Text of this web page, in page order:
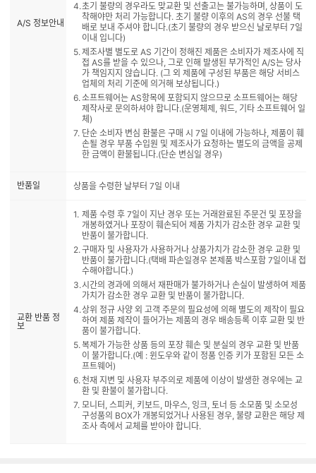
A/S 정보안내
초기 불량의 경우라도 맞교환 및 선출고는 불가능하며, 상품이 도
착해야만 처리 가능합니다. 초기 불량 이후의 AS의 경우 선불 택
배로 보내 주셔야 합니다.(초기 불량의 경우 받으신 날로부터 7일
이내 입니다)
제조사별 별도로 AS 기간이 정해진 제품은 소비자가 제조사에 직
접 AS를 받을 수 있으나, 그로 인해 발생된 부가적인 A/S는 당사
가 책임지지 않습니다. (그 외 제품에 구성된 부품은 해당 서비스
업체의 처리 기준에 의거해 보상됩니다.)
소프트웨어는 AS항목에 포함되지 않으므로 소프트웨어는 해당
제작사로 문의하셔야 합니다.(운영체제, 워드, 기타 소프트웨어 일
체)
단순 소비자 변심 환불은 구매 시 7일 이내에 가능하나, 제품이 훼
손될 경우 부품 수입원 및 제조사가 요청하는 별도의 금액을 공제
한 금액이 환불됩니다.(단순 변심일 경우)
반품일 상품을 수령한 날부터 7일 이내
교환 반품 정
보
제품 수령 후 7일이 지난 경우 또는 거래완료된 주문건 및 포장을
개봉하였거나 포장이 훼손되어 제품 가치가 감소한 경우 교환 및
반품이 불가합니다.
구매자 및 사용자가 사용하거나 상품가치가 감소한 경우 교환 및
반품이 불가합니다.(택배 파손일경우 본제품 박스포함 7일이내 접
수해야합니다.)
시간의 경과에 의해서 재판매가 불가하거나 손실이 발생하여 제품
가치가 감소한 경우 교환 및 반품이 불가합니다.
상위 정규 사양 외 고객 주문의 필요성에 의해 별도의 제작이 필요
하여 제품 제작이 들어가는 제품의 경우 배송등록 이후 교환 및 반
품이 불가합니다.
복제가 가능한 상품 등의 포장 훼손 및 분실의 경우 교환 및 반품
이 불가합니다.(예 : 윈도우와 같이 정품 인증 키가 포함된 모든 소
프트웨어)
천재 지변 및 사용자 부주의로 제품에 이상이 발생한 경우에는 교
환 및 환불이 불가합니다.
모니터, 스피커, 키보드, 마우스, 잉크, 토너 등 소모품 및 소모성
구성품의 BOX가 개봉되었거나 사용된 경우, 불량 교환은 해당 제
조사 측에서 교체를 받아야 합니다.